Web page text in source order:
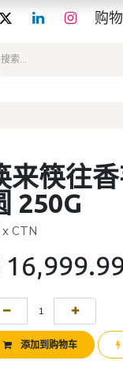
购
来筷往
250G
CTN
添加到购物车